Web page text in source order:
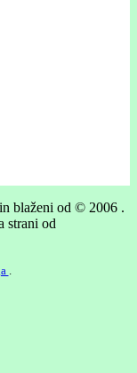
blaženi od © 2006 .
strani od
.